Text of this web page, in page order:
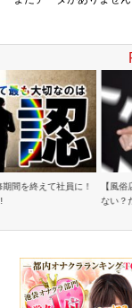
間を終えて社員に！
【風
ない？